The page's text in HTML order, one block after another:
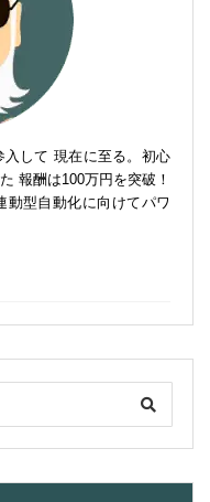
して 現在に至る。初心
報酬は100万円を突破！
動型自動化に向けてパワ